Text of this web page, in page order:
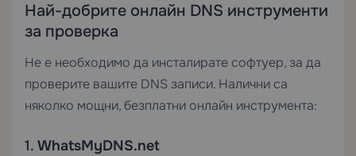
Най-добрите онлайн DNS инструменти
за проверка
Не е необходимо да инсталирате софтуер, за да
проверите вашите DNS записи. Налични са
няколко мощни, безплатни онлайн инструмента:
1. WhatsMyDNS.net